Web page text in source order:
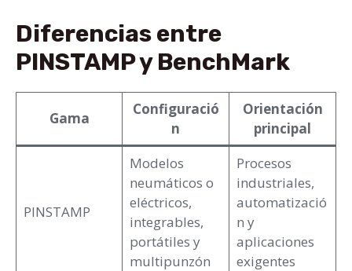
Diferencias entre
PINSTAMP y BenchMark
Gama
Configuració
n
Orientación
principal
PINSTAMP
Modelos
neumáticos o
eléctricos,
integrables,
portátiles y
multipunzón
Procesos
industriales,
automatizació
n y
aplicaciones
exigentes